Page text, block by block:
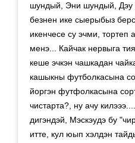
шундый, Эни шундый, Дэу
безнен ике сыерыбыз
икенчесе су эчми, тортеп
менэ... Кайчак нервыга
кеше эчкэн чашкадан
кашыкны футболкасына
йоргэн футфолкасына
чистарта?, ну ачу
дигэндэй, Мэскэудэ бу
итте, кул юып хэлдэн